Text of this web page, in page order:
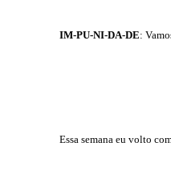
IM-PU-NI-DA-DE:
Essa semana eu volto